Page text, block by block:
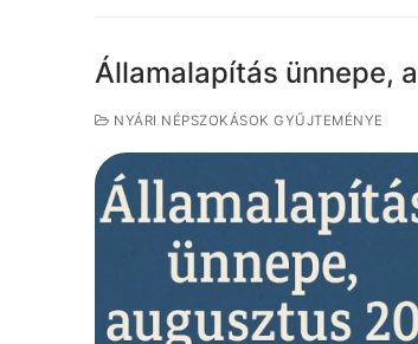
Államalapítás ünnepe,
NYÁRI NÉPSZOKÁSOK GYŰJTEMÉNYE